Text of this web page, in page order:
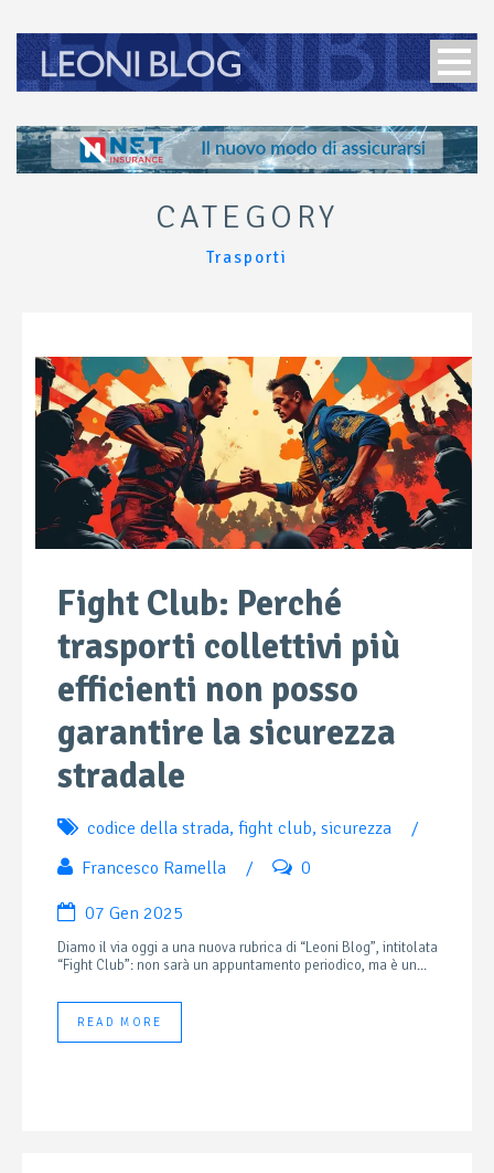
CATEGORY
Trasporti
Fight Club: Perché
trasporti collettivi più
efficienti non posso
garantire la sicurezza
stradale
codice della strada, fight club, sicurezza
/
Francesco Ramella
/ 0
07 Gen 2025
Diamo il via oggi a una nuova rubrica di “Leoni Blog”, intitolata
“Fight Club”: non sarà un appuntamento periodico, ma è un...
READ MORE